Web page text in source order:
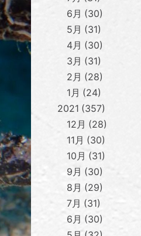
6月
30
5月
31
4月
30
3月
31
2月
28
1月
24
2021 357
12月
28
11月
30
10月
31
9月
30
8月
29
7月
31
6月
30